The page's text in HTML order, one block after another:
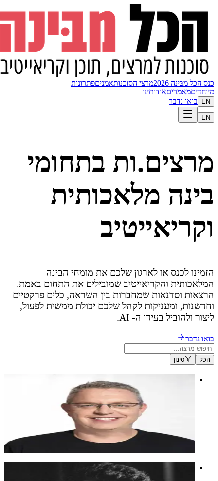
כנס הכל מבּינה 2026 מרצי הסוכנותאמניםפתרונות
מיוחדיםמאמריםאודותינו
EN בואו נדבר
EN
מרצים.ות בתחומי
בינה מלאכותית
וקריאייטיב
הזמינו לכנס או לארגון שלכם את מומחי הבינה
המלאכותית והקריאייטיב שמובילים את התחום באמת.
הרצאות וסדנאות שמחברות בין השראה, כלים פרקטיים
וחדשנות, ומעניקות לקהל שלכם יכולת ממשית לפעול,
ליצור ולהוביל בעידן ה- AI.
בואו נדבר
הכל סינון
מומחה לטכנולוגיה, בינה מלאכותית וחדשנות, שהופך רעיונות
מורכבים לסיפורים ברורים, שימושיים ומניעים לפעולה.
מומחה לטכנולוגיה, בינה מלאכותית וחדשנות, שהופך רעיונות
מורכבים לסיפורים ברורים, שימושיים ומניעים לפעולה.